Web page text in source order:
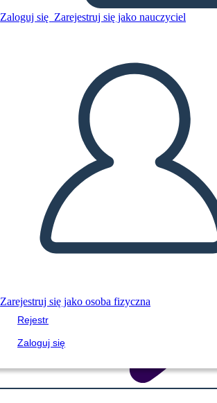
Zaloguj się Zarejestruj się jako nauczyciel
Zarejestruj się jako osoba fizyczna
Rejestr
Zaloguj się
Skopiuj tę scenorys
ODTWARZANIE POKAZU SLAJDÓW
PRZECZYTAJ MI